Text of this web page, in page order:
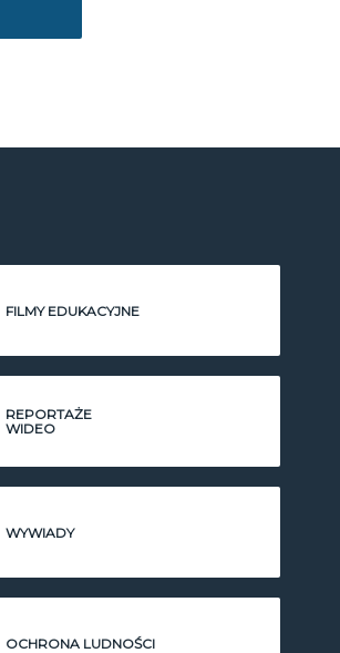
FILMY EDUKACYJNE
REPORTAŻE
WIDEO
WYWIADY
OCHRONA LUDNOŚCI